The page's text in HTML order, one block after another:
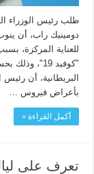
طلب رئيس الوزراء
دومينيك راب، أن
للعناية المركزة،
"كوفيد 19"،
البريطانية، أن رئيس
بأعراض فيروس …
أكمل القراءة »
تعرف على